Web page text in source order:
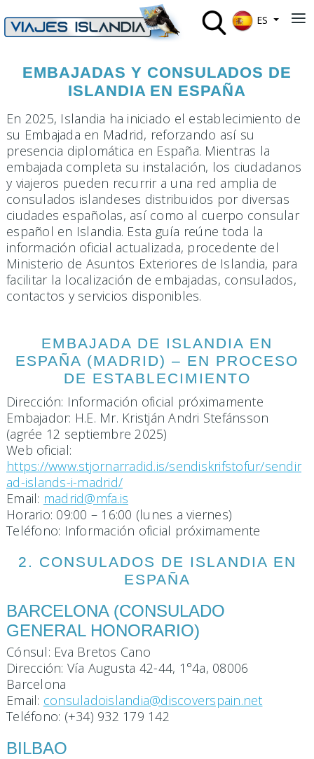
ES
EMBAJADAS Y CONSULADOS DE
ISLANDIA EN ESPAÑA
En 2025, Islandia ha iniciado el establecimiento de
su Embajada en Madrid, reforzando así su
presencia diplomática en España. Mientras la
embajada completa su instalación, los ciudadanos
y viajeros pueden recurrir a una red amplia de
consulados islandeses distribuidos por diversas
ciudades españolas, así como al cuerpo consular
español en Islandia. Esta guía reúne toda la
información oficial actualizada, procedente del
Ministerio de Asuntos Exteriores de Islandia, para
facilitar la localización de embajadas, consulados,
contactos y servicios disponibles.
EMBAJADA DE ISLANDIA EN
ESPAÑA (MADRID) – EN PROCESO
DE ESTABLECIMIENTO
Dirección: Información oficial próximamente
Embajador: H.E. Mr. Kristján Andri Stefánsson
(agrée 12 septiembre 2025)
Web oficial:
https://www.stjornarradid.is/sendiskrifstofur/sendir
ad-islands-i-madrid/
Email: madrid@mfa.is
Horario: 09:00 – 16:00 (lunes a viernes)
Teléfono: Información oficial próximamente
2. CONSULADOS DE ISLANDIA EN
ESPAÑA
BARCELONA (CONSULADO
GENERAL HONORARIO)
Cónsul: Eva Bretos Cano
Dirección: Vía Augusta 42-44, 1°4a, 08006
Barcelona
Email: consuladoislandia@discoverspain.net
Teléfono: (+34) 932 179 142
BILBAO
≡